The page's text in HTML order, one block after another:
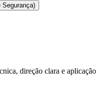
Segurança)
direção clara e aplicação